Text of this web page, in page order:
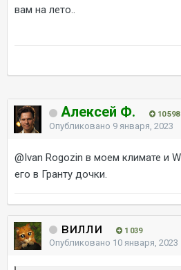
вам на лето..
Алексей Ф. 10 598
Опубликовано 9 января, 2023
@Ivan Rogozin в моем климате и
его в Гранту дочки.
вилли 1 039
Опубликовано 10 января, 2023